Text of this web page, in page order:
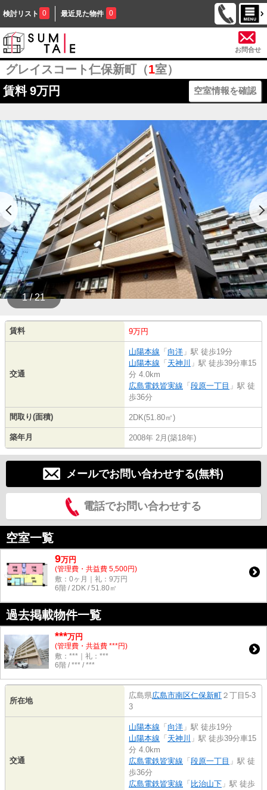
検討リスト 0 最近見た物件 0
お問合せ
グレイスコート仁保新町（1室）
賃料 9万円 空室情報を確認
1 / 21
賃料 9万円
交通
山陽本線 「 向洋 」駅 徒歩19分
山陽本線 「 天神川 」駅 徒歩39分車15
分 4.0km
広島電鉄皆実線 「 段原一丁目 」駅 徒
歩36分
間取り(面積) 2DK(51.80㎡)
築年月 2008年 2月(築18年)
メールでお問い合わせする(無料)
電話でお問い合わせする
空室一覧
9万円
(管理費・共益費 5,500円)
敷：0ヶ月｜礼：9万円
6階 / 2DK / 51.80㎡
過去掲載物件一覧
***万円
(管理費・共益費 ***円)
敷：***｜礼：***
6階 / *** / ***
所在地
広島県広島市南区仁保新町 ２丁目5-3
3
交通
山陽本線 「 向洋 」駅 徒歩19分
山陽本線 「 天神川 」駅 徒歩39分車15
分 4.0km
広島電鉄皆実線 「 段原一丁目 」駅 徒
歩36分
広島電鉄皆実線 「 比治山下 」駅 徒歩